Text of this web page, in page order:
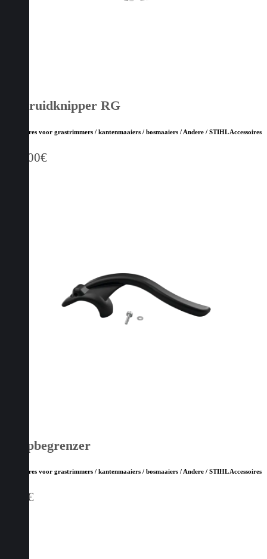
Onkruidknipper RG
Accessoires voor grastrimmers / kantenmaaiers / bosmaaiers / Andere / STIHL Accessoires
439,00€
Loopbegrenzer
Accessoires voor grastrimmers / kantenmaaiers / bosmaaiers / Andere / STIHL Accessoires
€